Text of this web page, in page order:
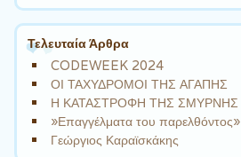
Τελευταία Άρθρα
CODEWEEK 2024
ΟΙ ΤΑΧΥΔΡΟΜΟΙ ΤΗΣ ΑΓΑΠΗΣ
Η ΚΑΤΑΣΤΡΟΦΗ ΤΗΣ ΣΜΥΡΝΗΣ
»Επαγγέλματα του παρελθόντος»
Γεώργιος Καραϊσκάκης